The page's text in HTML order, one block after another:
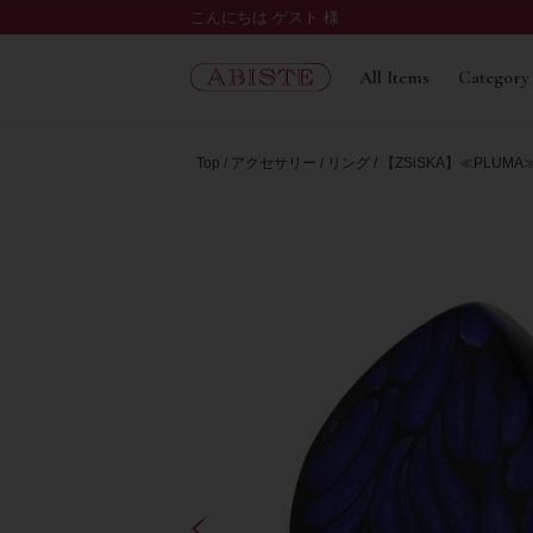
こんにちは ゲスト 様
All Items Category
Top アクセサリー リング 【ZSiSKA】